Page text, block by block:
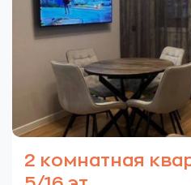
2 комнатная